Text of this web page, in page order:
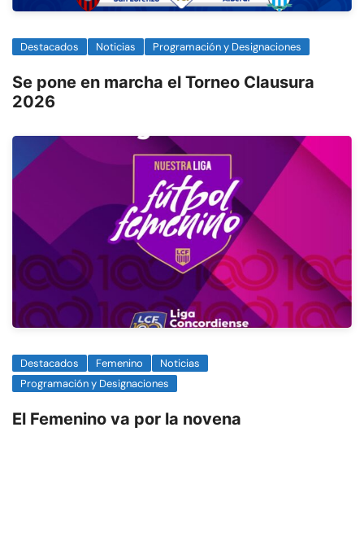
Destacados Noticias Programación y Designaciones
Se pone en marcha el Torneo Clausura
2026
Destacados Femenino
Noticias
Programación y Designaciones
El Femenino va por la novena